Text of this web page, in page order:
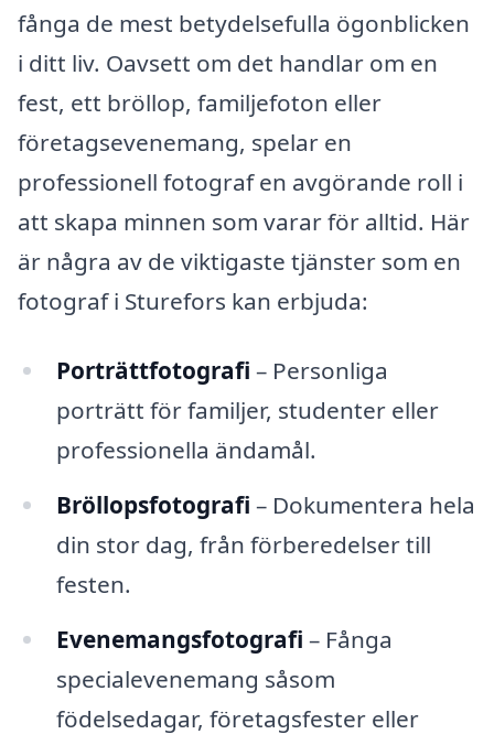
fånga de mest betydelsefulla ögonblicken
i ditt liv. Oavsett om det handlar om en
fest, ett bröllop, familjefoton eller
företagsevenemang, spelar en
professionell fotograf en avgörande roll i
att skapa minnen som varar för alltid. Här
är några av de viktigaste tjänster som en
fotograf i Sturefors kan erbjuda:
Porträttfotografi – Personliga
porträtt för familjer, studenter eller
professionella ändamål.
Bröllopsfotografi – Dokumentera hela
din stor dag, från förberedelser till
festen.
Evenemangsfotografi – Fånga
specialevenemang såsom
födelsedagar, företagsfester eller